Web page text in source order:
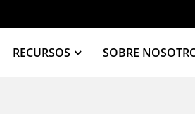
RECURSOS SOBRE